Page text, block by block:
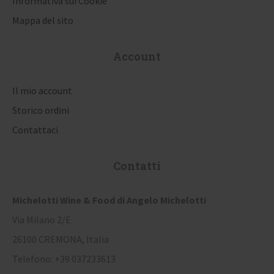
c
i
Mappa del sito
Account
Il mio account
Storico ordini
Contattaci
Contatti
Michelotti Wine & Food di Angelo Michelotti
Via Milano 2/E
26100 CREMONA, Italia
Telefono: +39 037233613